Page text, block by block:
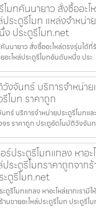
มทคันนายาว สั่งซื้ออะไ
ประตูรีโมท แหล่งจำหน่า
ประตูรีโมท.net
นนายาว สั่งซื้ออะไหล่ตรงรุ่นได้ที่
อะไหล่ประตูรีโมทอันดับหนึ่ง ประ
งจันทร์ บริการจำหน่า
โมท ราคาถูก
ทร์ บริการจำหน่ายประตูรีโมทแล
ร ราคาถูก ประตูอัตโนมัติวังจันท
ร์ประตูรีโมทแกลง หาอะ
ประตูรีโมทราคาถูกจาก
ะตูรีโมท.net
ตูรีโมทแกลง หาอะไหล่ยากเรามีใ
นขายอะไหล่ประตูรีโมท ประตูรีโ